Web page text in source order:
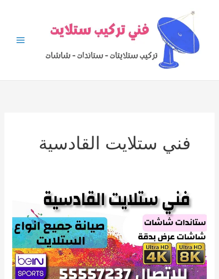
المحتوى
فني ستلايت القادسية
ستلايت
القادسية
55557237
افضل
جودة